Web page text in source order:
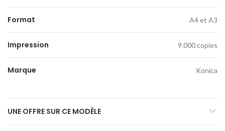
Format A4 et A3
Impression 9.000 copies
Marque Konica
UNE OFFRE SUR CE MODÈLE